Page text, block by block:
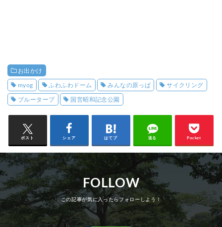
お出かけ
myog ふわふわドーム みんなの原っぱ サイクリング
ブルータープ 国営昭和記念公園
ポスト シェア はてブ 送る Pocket
FOLLOW